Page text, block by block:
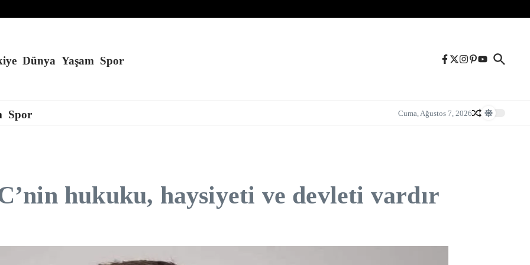
Dünya Yaşam Spor
Spor Cuma, Ağustos 7, 2026
hukuku, haysiyeti ve devleti vardır